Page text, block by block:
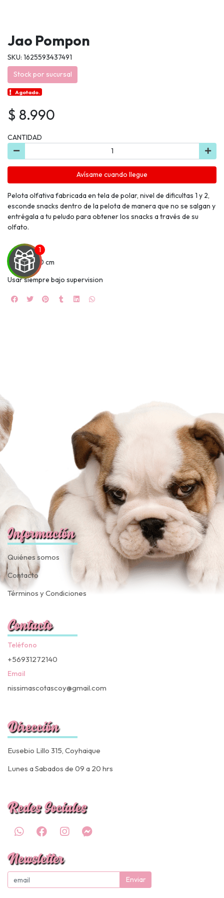
Jao Pompon
SKU: 1625593437491
Stock por sucursal
Agotado.
$ 8.990
CANTIDAD
Avísame cuando llegue
Pelota olfativa fabricada en tela de polar, nivel de dificultas 1 y 2,
esconde snacks dentro de la pelota de manera que no se salgan y
entrégala a tu peludo para obtener los snacks a través de su
olfato.
tamaño: 30 cm
Usar siempre bajo supervision
Información
Quiénes somos
Contacto
Términos y Condiciones
Contacto
Teléfono
+56931272140
Email
nissimascotascoy@gmail.com
Dirección
Eusebio Lillo 315, Coyhaique
Lunes a Sabados de 09 a 20 hrs
Redes Sociales
Newsletter
Enviar